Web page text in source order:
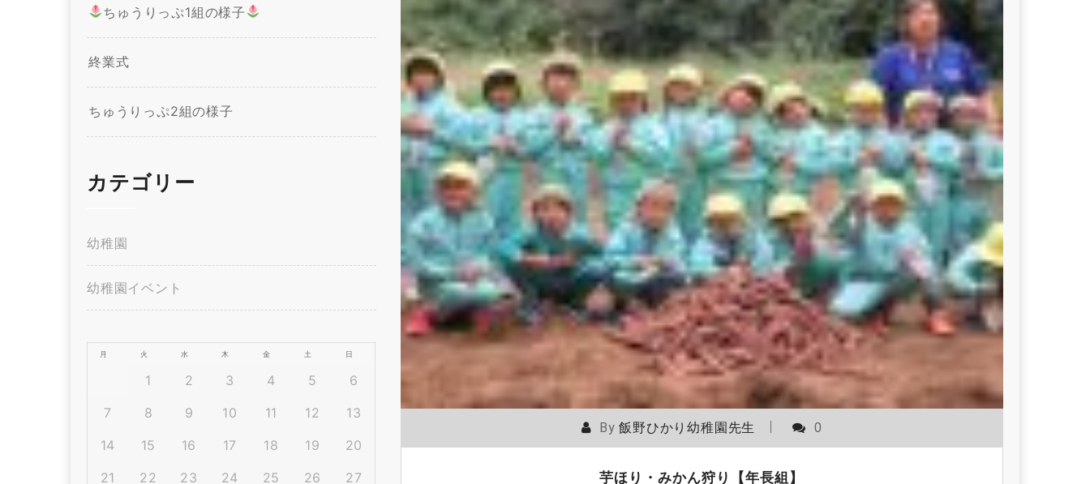
By飯野ひかり幼稚園先生 0
芋ほり・みかん狩り【年長組】
ちゅうりっぷ1組の様子
終業式
ちゅうりっぷ2組の様子
カテゴリー
幼稚園
幼稚園イベント
月 火 水 木 金 土 日
1 2 3 4 5
6
7
8 9 10 11 12
13
14
15 16 17 18 19
20
21
22 23 24 25 26
27